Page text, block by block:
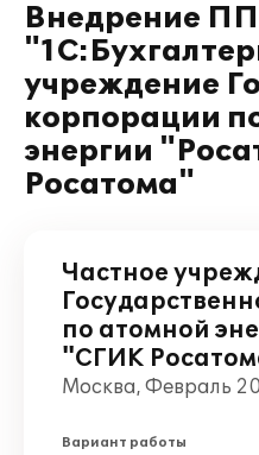
Внедрение ПП
учреждение
корпорации
энергии
Росатома"
Частное
по атомной
"СГИК
Москва, Февраль
Вариант работы